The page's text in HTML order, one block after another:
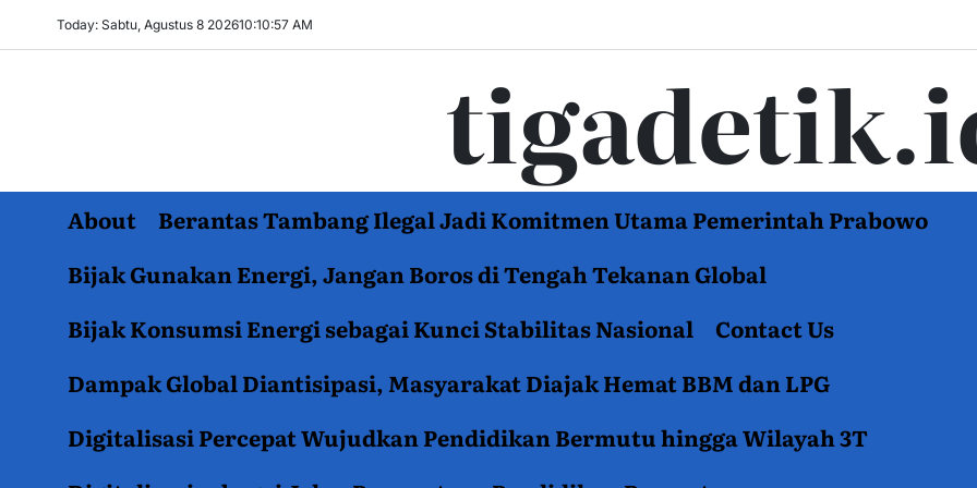
Today: Sabtu, Agustus 8 202610:10:58 AM
About
Berantas Tambang Ilegal Jadi Komitmen Utama Pemerintah Prabowo
Bijak Gunakan Energi, Jangan Boros di Tengah Tekanan Global
Bijak Konsumsi Energi sebagai Kunci Stabilitas Nasional
Contact Us
Dampak Global Diantisipasi, Masyarakat Diajak Hemat BBM dan LPG
Digitalisasi Percepat Wujudkan Pendidikan Bermutu hingga Wilayah 3T